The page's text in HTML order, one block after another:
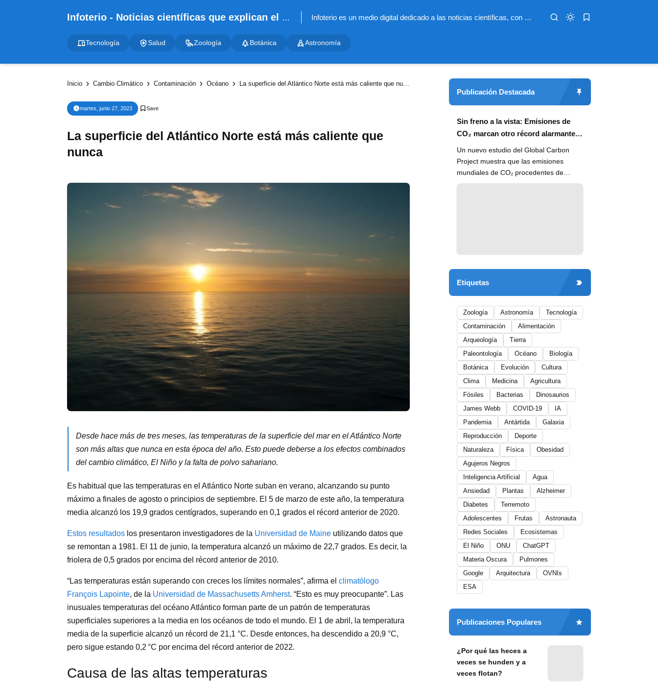
Infoterio - Noticias científicas que explican el mundo Infoterio es un medio digital dedicado a las noticias científicas, con artículos extensos y bien documentados sobre salud, medioambiente, tecnología, espacio, psicología, evolución y más. Nuestro objetivo es hacer accesible el conocimiento científico a lectores de habla hispana en todo el mundo, con información actualizada, fuentes confiables y explicaciones claras que conectan la ciencia con la vida cotidiana.
Tecnología Salud Zoología Botánica Astronomía
Inicio Cambio Climático Contaminación Océano La superficie del Atlántico Norte está más caliente que nunca
martes, junio 27, 2023
La superficie del Atlántico Norte está más caliente que
nunca
Desde hace más de tres meses, las temperaturas de la superficie del mar en el Atlántico Norte
son más altas que nunca en esta época del año. Esto puede deberse a los efectos combinados
del cambio climático, El Niño y la falta de polvo sahariano.
Es habitual que las temperaturas en el Atlántico Norte suban en verano, alcanzando su punto
máximo a finales de agosto o principios de septiembre. El 5 de marzo de este año, la temperatura
media alcanzó los 19,9 grados centígrados, superando en 0,1 grados el récord anterior de 2020.
Estos resultados los presentaron investigadores de la Universidad de Maine utilizando datos que
se remontan a 1981. El 11 de junio, la temperatura alcanzó un máximo de 22,7 grados. Es decir, la
friolera de 0,5 grados por encima del récord anterior de 2010.
“Las temperaturas están superando con creces los límites normales”, afirma el climatólogo
François Lapointe, de la Universidad de Massachusetts Amherst. “Esto es muy preocupante”. Las
inusuales temperaturas del océano Atlántico forman parte de un patrón de temperaturas
superficiales superiores a la media en los océanos de todo el mundo. El 1 de abril, la temperatura
media de la superficie alcanzó un récord de 21,1 °C. Desde entonces, ha descendido a 20,9 °C,
pero sigue estando 0,2 °C por encima del récord anterior de 2022.
Causa de las altas temperaturas
Publicación Destacada
Sin freno a la vista: Emisiones de
CO₂ marcan otro récord alarmante
en 2024
Un nuevo estudio del Global Carbon
Project muestra que las emisiones
mundiales de CO₂ procedentes de
combustibles fósiles han alcanzado un
Etiquetas
Zoología Astronomía
Tecnología
Contaminación
Alimentación
Arqueología
Tierra
Paleontología
Océano
Biología
Botánica
Evolución
Cultura
Clima
Medicina
Agricultura
Fósiles
Bacterias
Dinosaurios
James Webb
COVID-19
IA
Pandemia
Antártida
Galaxia
Reproducción
Deporte
Naturaleza
Física
Obesidad
Agujeros Negros
Inteligencia Artificial
Agua
Ansiedad
Plantas
Alzheimer
Diabetes
Terremoto
Adolescentes
Frutas
Astronauta
Redes Sociales
Ecosistemas
El Niño
ONU
ChatGPT
Materia Oscura
Pulmones
Google
Arquitectura
OVNIs
ESA
Publicaciones Populares
¿Por qué las heces a
veces se hunden y a
veces flotan?